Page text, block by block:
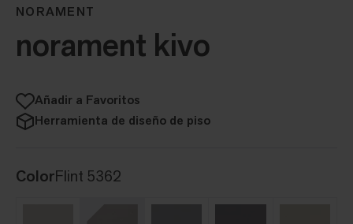
NORAMENT
norament kivo
Añadir a Favoritos
Herramienta de diseño de piso
ColorFlint 5362